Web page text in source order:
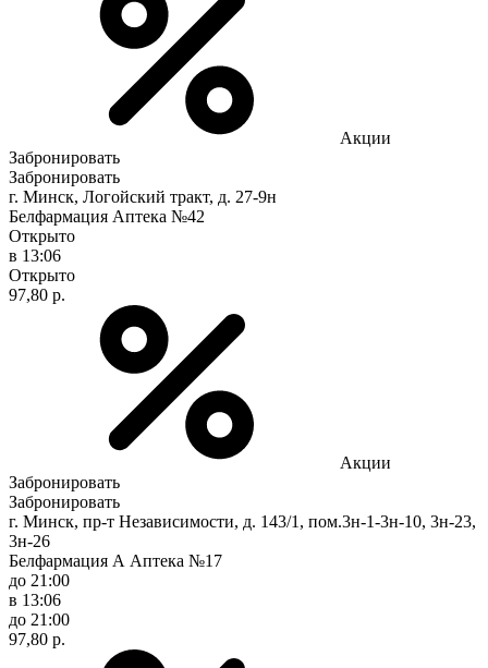
Акции
Забронировать
Забронировать
г. Минск, Логойский тракт, д. 27-9н
Белфармация Аптека №42
Открыто
в 13:06
Открыто
97,80 р.
Акции
Забронировать
Забронировать
г. Минск, пр-т Независимости, д. 143/1, пом.3н-1-3н-10, 3н-23,
3н-26
Белфармация А Аптека №17
до 21:00
в 13:06
до 21:00
97,80 р.